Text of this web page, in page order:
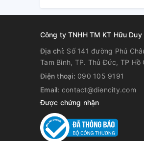
3. Sơ đồ chân:
Công ty TNHH TM KT Hữu Duy
Địa chỉ: Số 141 đường Phú
Tam Bình, TP. Thủ Đức, TP Hồ
Điện thoại: 090 105 9191
Email: contact@diencity.com
Được chứng nhận